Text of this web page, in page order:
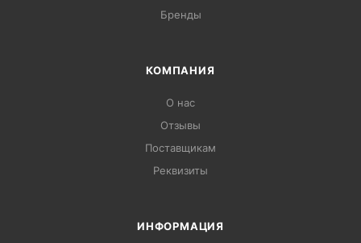
Бренды
КОМПАНИЯ
О нас
Отзывы
Поставщикам
Реквизиты
ИНФОРМАЦИЯ